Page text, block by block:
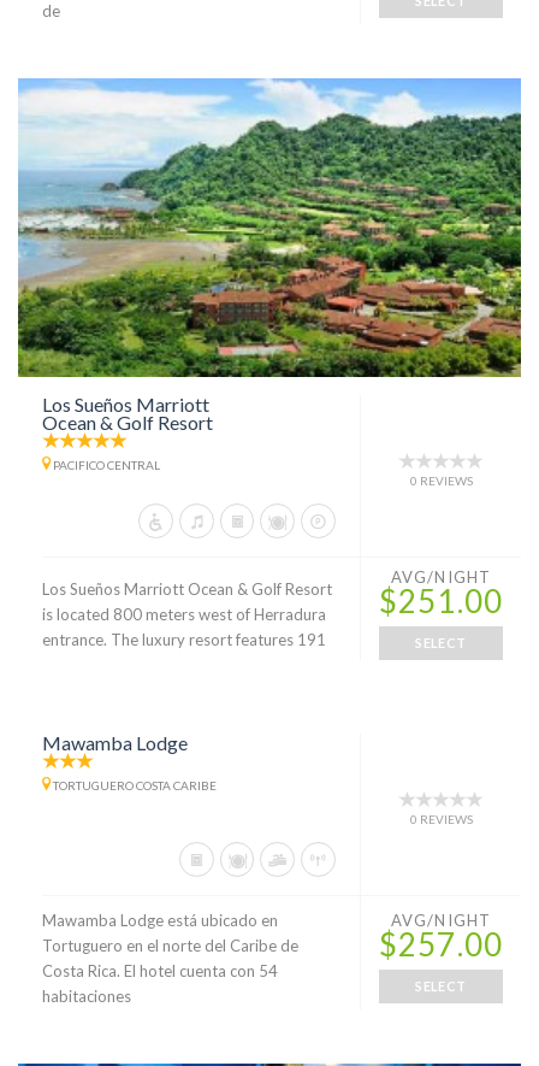
de
Los Sueños Marriott
Ocean & Golf Resort
PACIFICO CENTRAL
0 REVIEWS
Los Sueños Marriott Ocean & Golf Resort
is located 800 meters west of Herradura
entrance. The luxury resort features 191
AVG/NIGHT
$251.00
SELECT
Mawamba Lodge
TORTUGUERO COSTA CARIBE
0 REVIEWS
Mawamba Lodge está ubicado en
Tortuguero en el norte del Caribe de
Costa Rica. El hotel cuenta con 54
habitaciones
AVG/NIGHT
$257.00
SELECT